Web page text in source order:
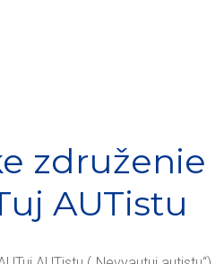
združenie
AUTistu